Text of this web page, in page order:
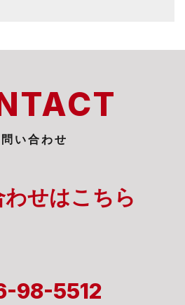
い合わせ
わせはこちら
98-5512